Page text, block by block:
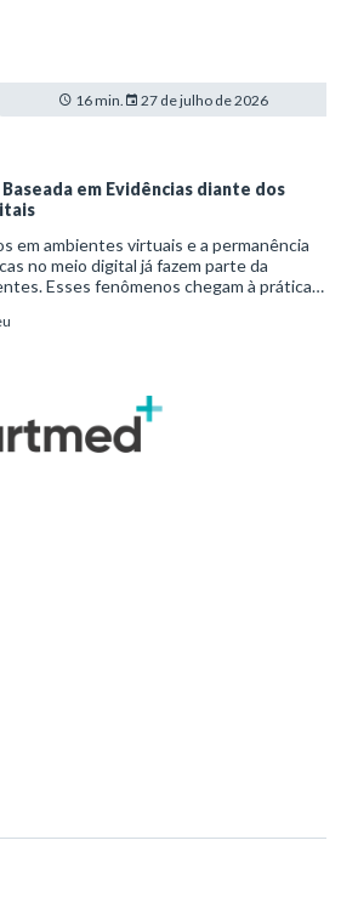
16 min. 27 de julho de 2026
em Evidências diante dos
em ambientes virtuais e a permanência
no meio digital já fazem parte da
Esses fenômenos chegam à prática